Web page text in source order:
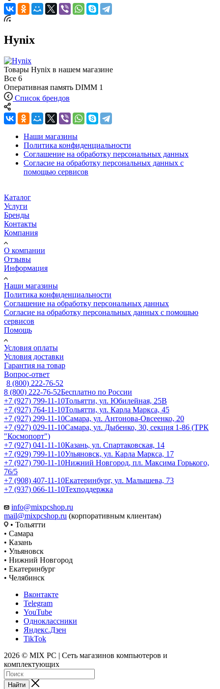
Hynix
Товары Hynix в нашем магазине
Все 6
Оперативная память DIMM 1
Список брендов
Наши магазины
Политика конфиденциальности
Соглашение на обработку персональных данных
Согласие на обработку персональных данных с
помощью сервисов
Каталог
Услуги
Бренды
Контакты
Компания
О компании
Отзывы
Информация
Наши магазины
Политика конфиденциальности
Соглашение на обработку персональных данных
Согласие на обработку персональных данных с помощью
сервисов
Помощь
Условия оплаты
Условия доставки
Гарантия на товар
Вопрос-ответ
8 (800) 222-76-52
8 (800) 222-76-52Бесплатно по России
+7 (927) 799-11-10Тольятти, ул. Юбилейная, 25В
+7 (927) 764-11-10Тольятти, ул. Карла Маркса, 45
+7 (927) 299-11-10Самара, ул. Антонова-Овсеенко, 20
+7 (927) 029-11-10Самара, ул. Дыбенко, 30, секция 1-86 (ТРК
"Космопорт")
+7 (927) 041-11-10Казань, ул. Спартаковская, 14
+7 (929) 799-11-10Ульяновск, ул. Карла Маркса, 17
+7 (927) 790-11-10Нижний Новгород, пл. Максима Горького,
76/5
+7 (908) 407-11-10Екатеринбург, ул. Малышева, 73
+7 (937) 066-11-10Техподдержка
info@mixpcshop.ru
mail@mixpcshop.ru (корпоративным клиентам)
• Тольятти
• Самара
• Казань
• Ульяновск
• Нижний Новгород
• Екатеринбург
• Челябинск
Вконтакте
Telegram
YouTube
Одноклассники
Яндекс.Дзен
TikTok
2026 © MIX PC | Сеть магазинов компьютеров и
комплектующих
Найти